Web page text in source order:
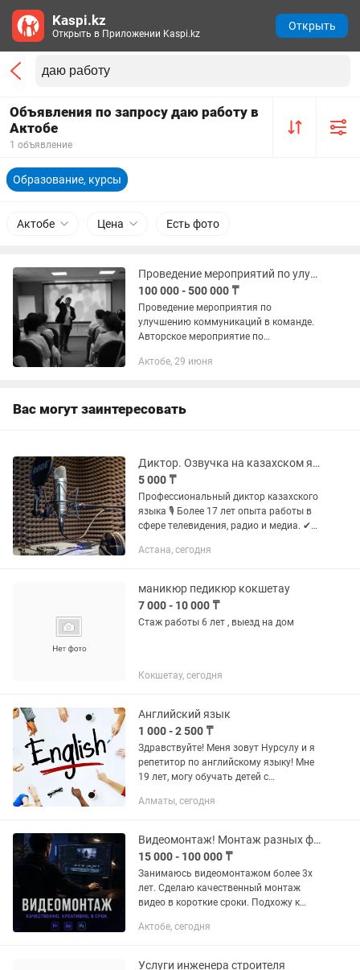
Объявления по запросу даю работу в
Актобе
1 объявление
Образование, курсы
Актобе Цена Есть фото
Проведение мероприятий по улучшению коммуникаций и синергии в команде
100 000 - 500 000 ₸
Проведение мероприятия по
улучшению коммуникаций в команде.
Авторское мероприятие по
и укреплению доверия в коллективе.
Актобе, 29 июня
Вас могут заинтересовать
Диктор. Озвучка на казахском языке 24/7
5 000 ₸
Профессиональный диктор казахского
языка 🎙 Более 17 лет опыта работы в
сфере телевидения, радио и медиа. ✔
телеканалов и радиостанций
Астана, сегодня
маникюр педикюр кокшетау
7 000 - 10 000 ₸
Стаж работы 6 лет , выезд на дом
Кокшетау, сегодня
Английский язык
1 000 - 2 500 ₸
Здравствуйте! Меня зовут Нурсулу и я
репетитор по английскому языку! Мне
19 лет, могу обучать детей с
Upper intermediate, у меня есть всё
Алматы, сегодня
Видеомонтаж! Монтаж разных форматов видео.
15 000 - 100 000 ₸
Занимаюсь видеомонтажом более 3х
лет. Сделаю качественный монтаж
видео в короткие сроки. Подхожу к
учитывая все пожелания заказчика. 💰
Актобе, сегодня
Услуги инженера строителя
Kaspi.kz
Открыть в Приложении Kaspi.kz
Открыть